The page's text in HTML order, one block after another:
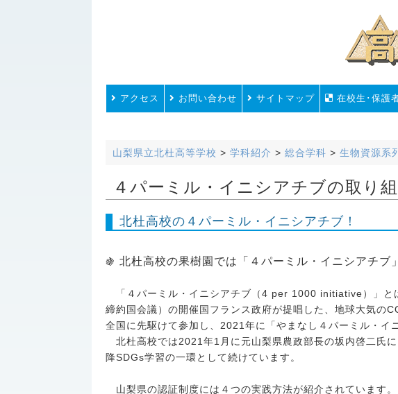
アクセス お問い合わせ サイトマップ 在校生･保護
山梨県立北杜高等学校 > 学科紹介 > 総合学科 > 生物資源系
４パーミル・イニシアチブの取り
北杜高校の４パーミル・イニシアチブ！
🍇 北杜高校の果樹園では「４パーミル・イニシアチブ
「４パーミル・イニシアチブ（4 per 1000 initiative）」と
締約国会議）の開催国フランス政府が提唱した、地球大気の
全国に先駆けて参加し、2021年に「やまなし４パーミル・イ
北杜高校では2021年1月に元山梨県農政部長の坂内啓二氏
降SDGs学習の一環として続けています。
山梨県の認証制度には４つの実践方法が紹介されています。